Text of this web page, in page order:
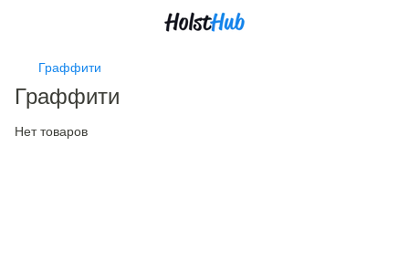
Граффити
Граффити
Нет товаров